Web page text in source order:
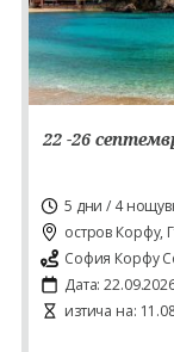
22 -26
5 дни / 4
остров Корфу,
София Корфу
Дата:
изтича на: